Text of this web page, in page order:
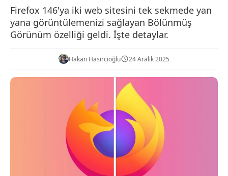
Firefox 146'ya iki web sitesini tek sekmede yan
yana görüntülemenizi sağlayan Bölünmüş
Görünüm özelliği geldi. İşte detaylar.
Hakan Hasırcıoğlu 24 Aralık 2025